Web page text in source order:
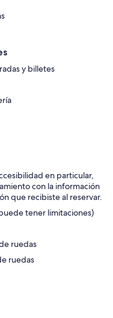
y billetes
en particular,
con la información
que recibiste al reservar.
tener limitaciones)
ruedas
ruedas